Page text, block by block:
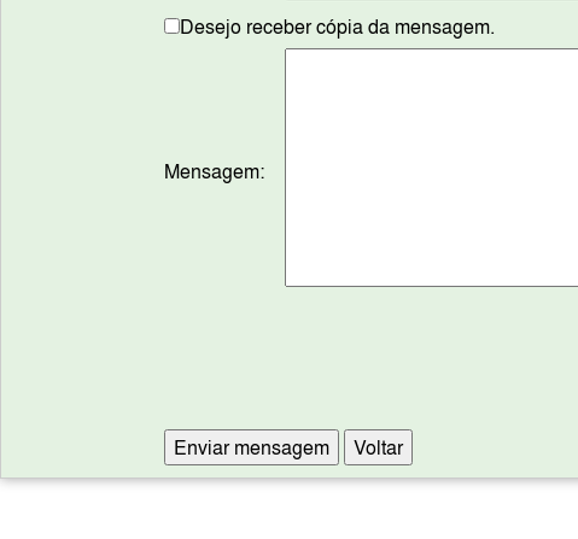
Desejo receber cópia da mensagem.
Mensagem: